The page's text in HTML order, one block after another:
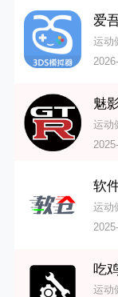
爱
运动
魅
运动
软
运动
吃
运动